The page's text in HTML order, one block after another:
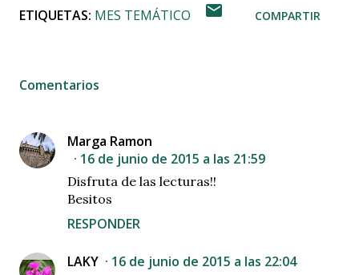
ETIQUETAS: MES TEMÁTICO COMPARTIR
Comentarios
Marga Ramon
16 de junio de 2015 a las 21:59
Disfruta de las lecturas!!
Besitos
RESPONDER
LAKY 16 de junio de 2015 a las 22:04